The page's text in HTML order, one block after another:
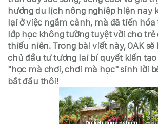
hướng du lịch nông nghiệp hiện nay
lại ở việc ngắm cảnh, mà đã tiến
lớp học không tường tuyệt vời cho
thiếu niên. Trong bài viết này, OAK
chủ đầu tư tương lai bí quyết kiến
"học mà chơi, chơi mà học" sinh lời
bắt đầu thôi!